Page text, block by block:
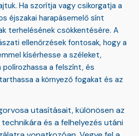
Ha szorítja vagy csikorgatja a
éjszakai harapásemelő sínt
terhelésének csökkentésére. A
ellenőrzések fontosak, hogy a
kísérhesse a széleket,
a felszínt, és
a környező fogakat és az
utasításait, különösen az
és a felhelyezés utáni